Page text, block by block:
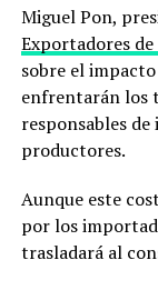
Miguel Pon,
Exportadores de
sobre el
enfrentarán los
responsables
productores.
Aunque este
por los
trasladará al